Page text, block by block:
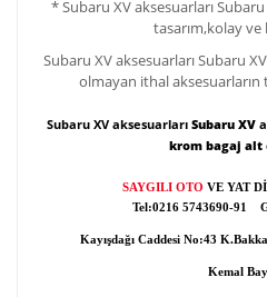
*Subaru XVaksesuarlarıSubaru
tasarım,kolay ve
Subaru XVaksesuarlarıSubaru XV
olmayan ithal
Subaru XV aksesuarları Subaru XV
krom bagaj alt
SAYGILI OTO VE YAT
Tel:0216 5743690-91
Kayışdağı Caddesi No:43
Kemal